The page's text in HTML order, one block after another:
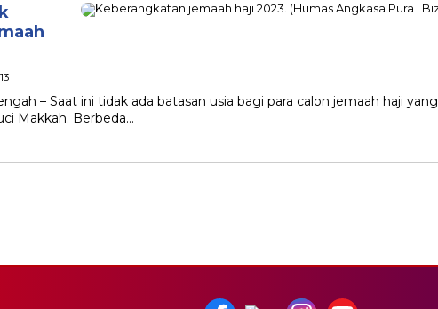
– Saat ini tidak ada batasan usia bagi para calon jemaah haji yang
Makkah. Berbeda…